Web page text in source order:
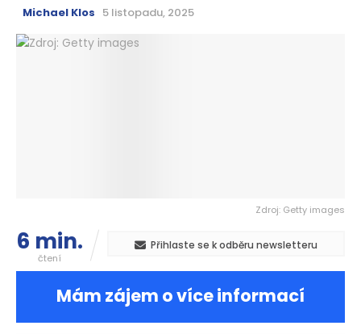
Michael Klos 5 listopadu, 2025
Zdroj: Getty images
6 min.
čtení
Přihlaste se k odběru newsletteru
Mám zájem o více informací